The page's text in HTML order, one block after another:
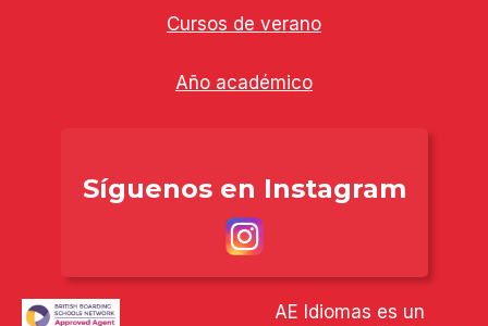
Cursos de verano
Año académico
Síguenos en Instagram
AE Idiomas es un